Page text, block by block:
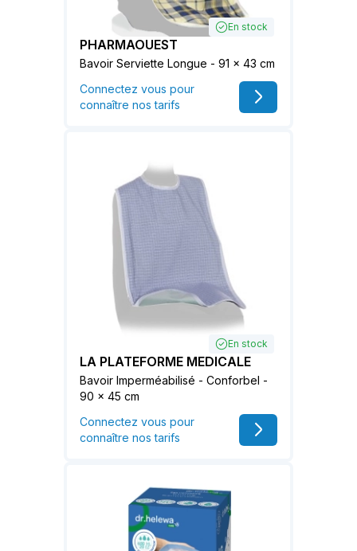
En stock
PHARMAOUEST
Bavoir Serviette Longue - 91 x 43 cm
Connectez vous pour
connaître nos tarifs
En stock
LA PLATEFORME MEDICALE
Bavoir Imperméabilisé - Conforbel -
90 x 45 cm
Connectez vous pour
connaître nos tarifs